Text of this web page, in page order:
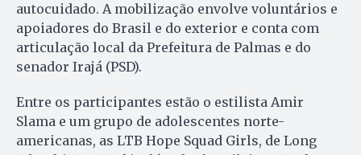
autocuidado. A mobilização envolve voluntários e
apoiadores do Brasil e do exterior e conta com
articulação local da Prefeitura de Palmas e do
senador Irajá (PSD).
Entre os participantes estão o estilista Amir
Slama e um grupo de adolescentes norte-
americanas, as LTB Hope Squad Girls, de Long